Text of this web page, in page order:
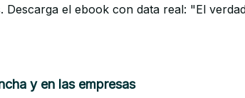
el ebook con data real: "El
y en las empresas